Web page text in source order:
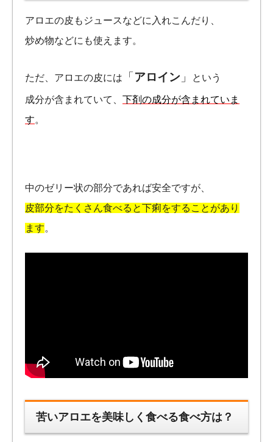
アロエの皮もジュースなどに入れこんだり、
炒め物などにも使えます。
ただ、アロエの皮には 「アロイン 」 という
成分が含まれていて、 下剤の成分が含まれていま
す。
中のゼリー状の部分であれば安全ですが、
皮部分をたくさん食べると下痢をすることがあり
ます。
苦いアロエを美味しく食べる食べ方は？